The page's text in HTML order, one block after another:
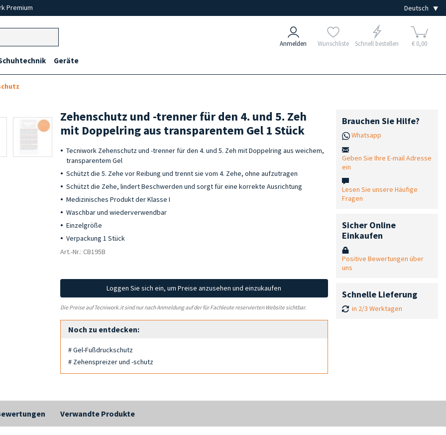
Premium
Anmelden Wunschliste Schnell bestellen € 0,00
Geräte
Zehenschutz und -trenner für den 4. und 5. Zeh
mit Doppelring aus transparentem Gel 1 Stück
Tecniwork Zehenschutz und -trenner für den 4. und 5. Zeh mit Doppelring aus weichem,
transparentem Gel
Schützt die 5. Zehe vor Reibung und trennt sie vom 4. Zehe, ohne aufzutragen
Schützt die Zehe, lindert Beschwerden und sorgt für eine korrekte Ausrichtung
Medizinisches Produkt der Klasse I
Waschbar und wiederverwendbar
Einzelgröße
Verpackung 1 Stück
Art.-Nr.: CB195B
Loggen Sie sich ein, um Preise anzusehen und einzukaufen
Die Preise auf Tecniwork.it sind nur nach Anmeldung auf der für Fachleute reservierten Website sichtbar.
Noch zu entdecken:
# Gel-Fußdruckschutz
# Zehenspreizer und -schutz
Brauchen Sie Hilfe?
Whatsapp
Geben Sie Ihre E-mail Adresse
ein
Lesen Sie unsere Häufige
Fragen
Sicher Online
Einkaufen
Positive Bewertungen über
uns
Schnelle Lieferung
in 2/3 Werktagen
Verwandte Produkte